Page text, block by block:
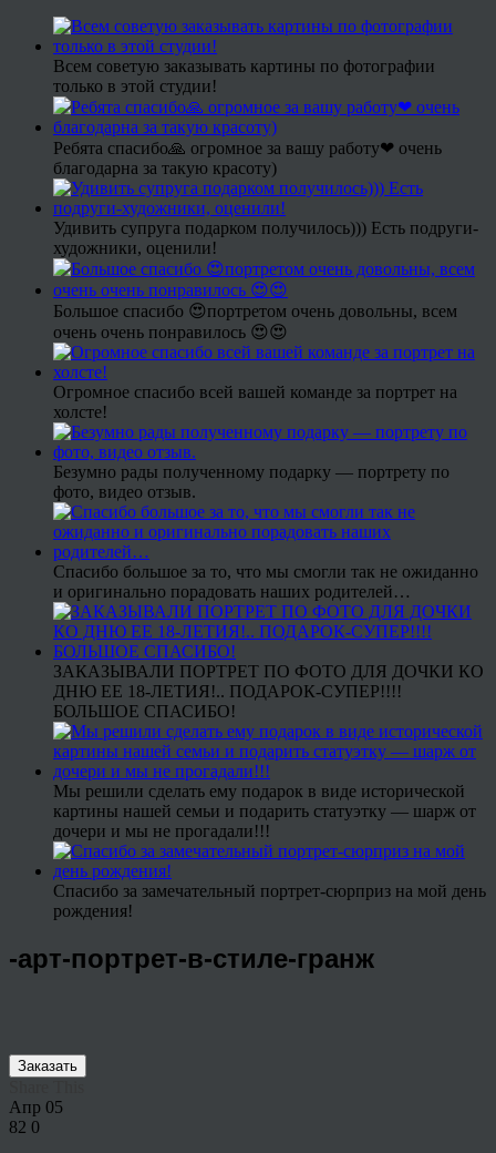
Всем советую заказывать картины по фотографии
только в этой студии!
Ребята спасибо🙏 огромное за вашу работу❤ очень
благодарна за такую красоту)
Удивить супруга подарком получилось))) Есть подруги-
художники, оценили!
Большое спасибо 😍портретом очень довольны, всем
очень очень понравилось 😍😍
Огромное спасибо всей вашей команде за портрет на
холсте!
Безумно рады полученному подарку — портрету по
фото, видео отзыв.
Спасибо большое за то, что мы смогли так не ожиданно
и оригинально порадовать наших родителей…
ЗАКАЗЫВАЛИ ПОРТРЕТ ПО ФОТО ДЛЯ ДОЧКИ КО
ДНЮ ЕЕ 18-ЛЕТИЯ!.. ПОДАРОК-СУПЕР!!!!
БОЛЬШОЕ СПАСИБО!
Мы решили сделать ему подарок в виде исторической
картины нашей семьи и подарить статуэтку — шарж от
дочери и мы не прогадали!!!
Спасибо за замечательный портрет-сюрприз на мой день
рождения!
-арт-портрет-в-стиле-гранж
Заказать
Апр 05
82 0